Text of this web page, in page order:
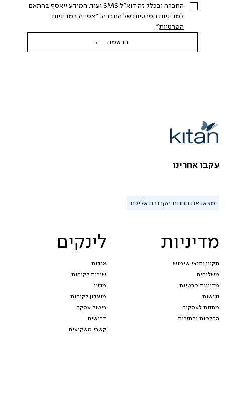
מדיניות
תקנון ותנאי שימוש
משלוחים
מדיניות פרטיות
נגישות
מתנות לעסקים
החלפות והחזרות
לינקים
אודות
שירות לקוחות
מגזין
מועדון לקוחות
ביטול עסקה
דרושים
קשרי משקיעים
עקבו אחרינו
מצאו את החנות הקרובה אליכם
החברה ובכלל זה דוא"ל SMS ועוד. המידע ייאסף בהתאם
למדיניות הפרטיות של החברה. "
צפייה במדיניות
הפרטיות".
הרשמה ←